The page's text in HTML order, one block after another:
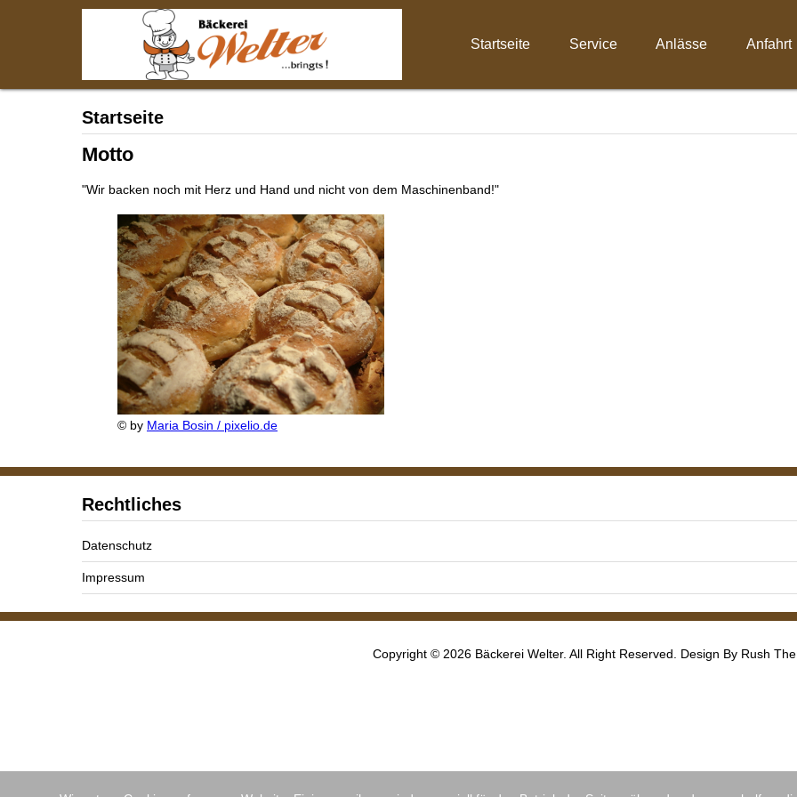
Startseite Service Anlässe Anfahrt
Startseite
Motto
"Wir backen noch mit Herz und Hand und nicht von dem Maschinenband!"
© by Maria Bosin / pixelio.de
Rechtliches
Datenschutz
Impressum
Copyright © 2026 Bäckerei Welter. All Right Reserved. Design By Rush